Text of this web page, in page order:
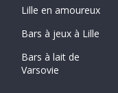
Lille en amoureux
Bars à jeux à Lille
Bars à lait de
Varsovie